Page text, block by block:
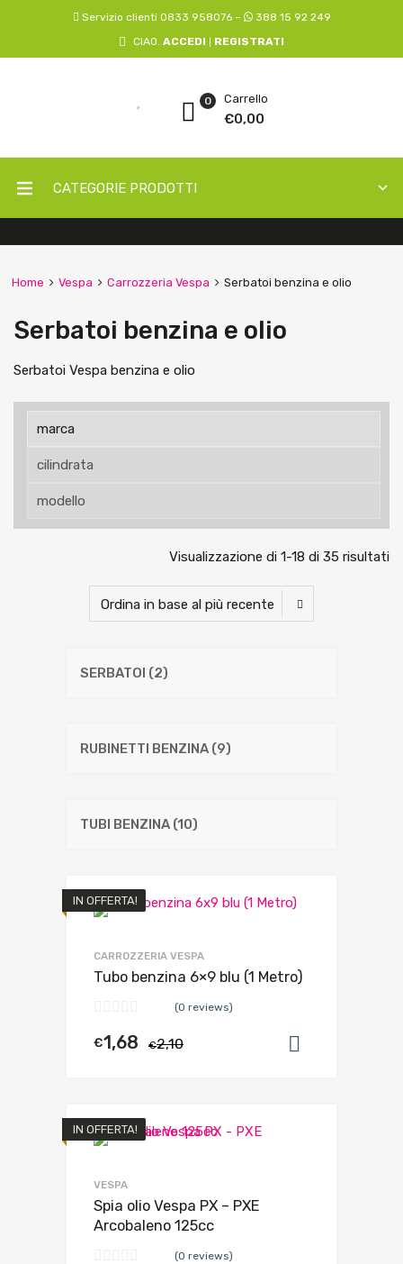
Servizio clienti 0833 958076 –
388 15 92 249
CIAO. ACCEDI REGISTRATI
Carrello
€0,00
0
CATEGORIE PRODOTTI
Home Vespa Carrozzeria Vespa Serbatoi benzina e olio
Serbatoi benzina e olio
Serbatoi Vespa benzina e olio
Visualizzazione di 1-18 di 35 risultati
SERBATOI (2)
RUBINETTI BENZINA (9)
TUBI BENZINA (10)
IN OFFERTA!
CARROZZERIA VESPA
Tubo benzina 6×9 blu (1 Metro)
(0 reviews)
€2,10
€1,68
IN OFFERTA!
VESPA
Spia olio Vespa PX – PXE
Arcobaleno 125cc
(0 reviews)